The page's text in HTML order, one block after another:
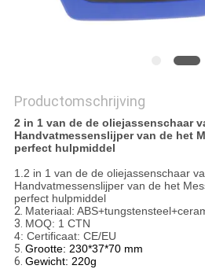
Productomschrijving
2 in 1 van de de oliejassenschaar
Handvatmessenslijper van de het
perfect hulpmiddel
1.2 in 1 van de de oliejassenschaar
Handvatmessenslijper van de het
perfect hulpmiddel
2. Materiaal:
3. MOQ: 1 CTN
4: Certificaat: CE/EU
5. Grootte: 230*37*70 mm
6. Gewicht: 220g